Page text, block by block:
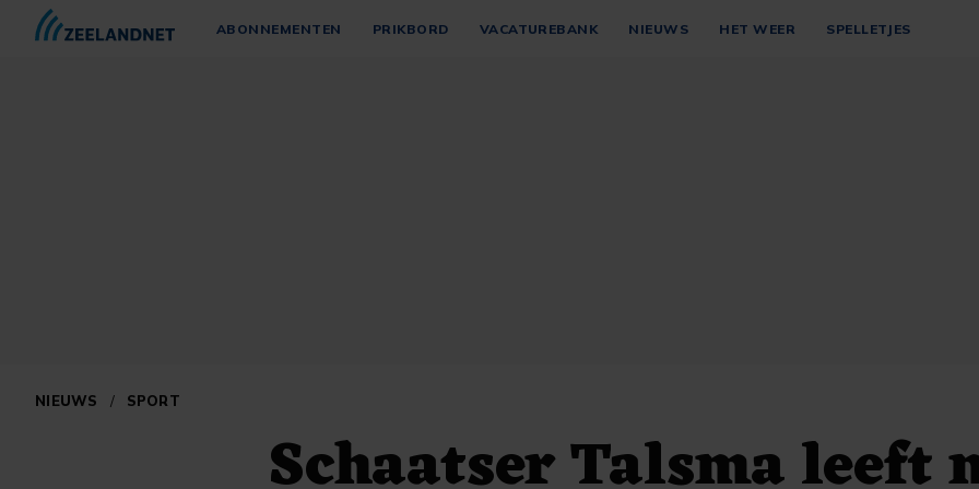
ABONNEMENTEN PRIKBORD VACATUREBANK NIEUWS HET WEER SPELLETJES
NIEUWS / SPORT